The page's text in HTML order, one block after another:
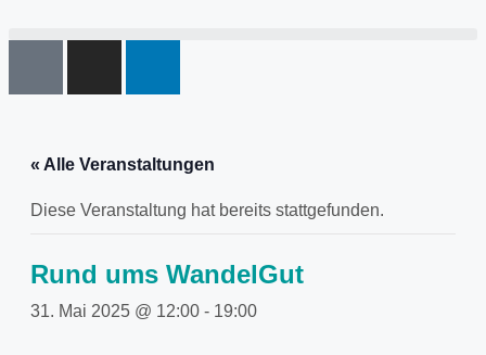
« Alle Veranstaltungen
Diese Veranstaltung hat bereits stattgefunden.
Rund ums WandelGut
31. Mai 2025 @ 12:00 - 19:00